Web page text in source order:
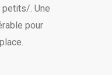
petits/. Une
pour